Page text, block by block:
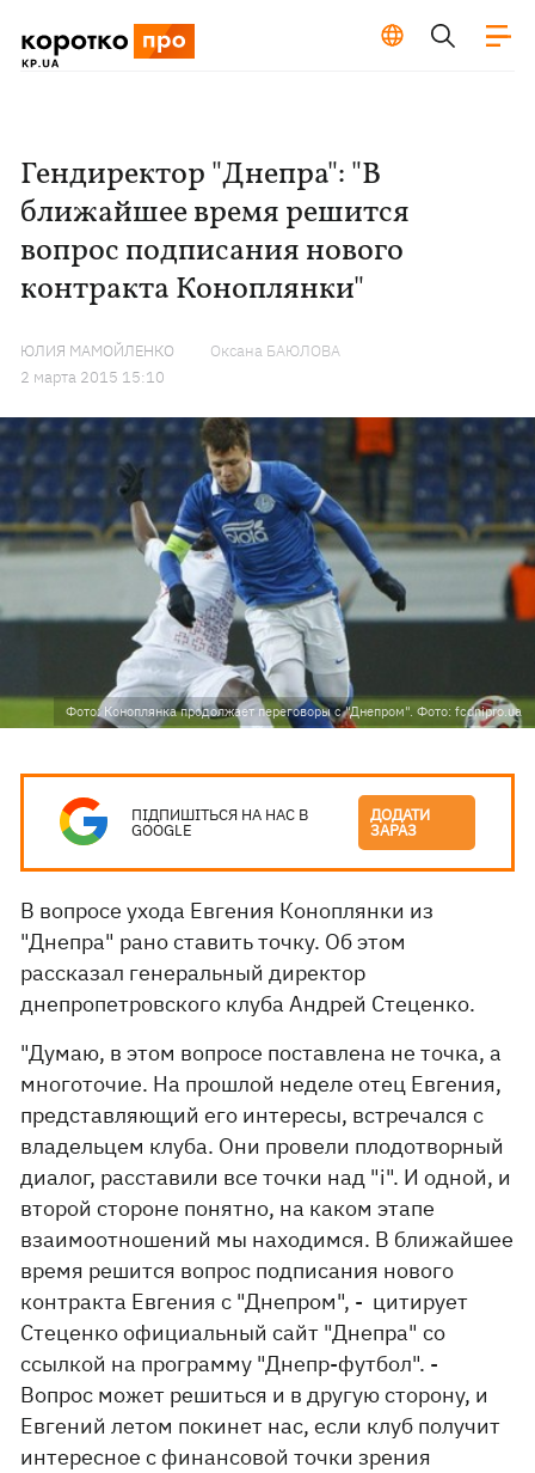
Гендиректор "Днепра": "В
ближайшее время решится
вопрос подписания нового
контракта Коноплянки"
ЮЛИЯ МАМОЙЛЕНКО
Оксана БАЮЛОВА
2 марта 2015 15:10
Фото: Коноплянка продолжает переговоры с "Днепром". Фото: fcdnipro.ua
ПІДПИШІТЬСЯ НА НАС В
GOOGLE
ДОДАТИ
ЗАРАЗ
В вопросе ухода Евгения Коноплянки из
"Днепра" рано ставить точку. Об этом
рассказал генеральный директор
днепропетровского клуба Андрей Стеценко.
"Думаю, в этом вопросе поставлена не точка, а
многоточие. На прошлой неделе отец Евгения,
представляющий его интересы, встречался с
владельцем клуба. Они провели плодотворный
диалог, расставили все точки над "i". И одной, и
второй стороне понятно, на каком этапе
взаимоотношений мы находимся. В ближайшее
время решится вопрос подписания нового
контракта Евгения с "Днепром", - цитирует
Стеценко официальный сайт "Днепра" со
ссылкой на программу "Днепр-футбол". -
Вопрос может решиться и в другую сторону, и
Евгений летом покинет нас, если клуб получит
интересное с финансовой точки зрения